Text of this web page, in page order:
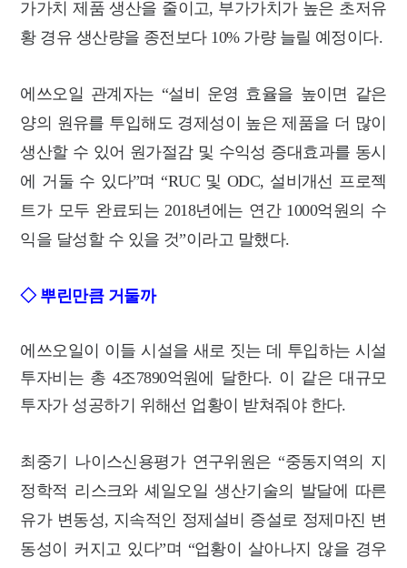
가가치 제품 생산을 줄이고, 부가가치가 높은 초저유
황 경유 생산량을 종전보다 10% 가량 늘릴 예정이다.
에쓰오일 관계자는 “설비 운영 효율을 높이면 같은
양의 원유를 투입해도 경제성이 높은 제품을 더 많이
생산할 수 있어 원가절감 및 수익성 증대효과를 동시
에 거둘 수 있다”며 “RUC 및 ODC, 설비개선 프로젝
트가 모두 완료되는 2018년에는 연간 1000억원의 수
익을 달성할 수 있을 것”이라고 말했다.
◇ 뿌린만큼 거둘까
에쓰오일이 이들 시설을 새로 짓는 데 투입하는 시설
투자비는 총 4조7890억원에 달한다. 이 같은 대규모
투자가 성공하기 위해선 업황이 받쳐줘야 한다.
최중기 나이스신용평가 연구위원은 “중동지역의 지
정학적 리스크와 셰일오일 생산기술의 발달에 따른
유가 변동성, 지속적인 정제설비 증설로 정제마진 변
동성이 커지고 있다”며 “업황이 살아나지 않을 경우